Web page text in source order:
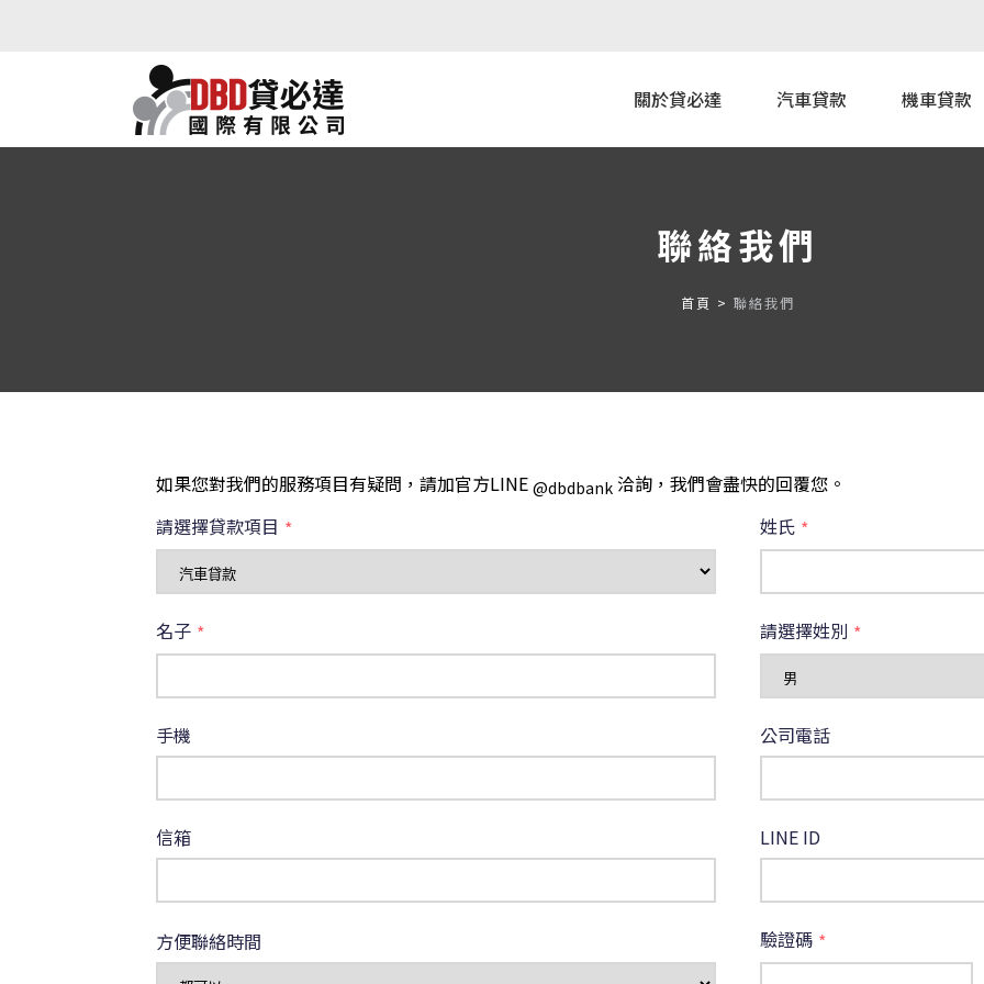
關於貸必達 汽車貸款 機車貸款
聯絡我們
首頁 聯絡我們
如果您對我們的服務項目有疑問，請加官方LINE @dbdbank 洽詢，我們會盡快的回覆您。
請選擇貸款項目 * 姓氏 *
名子 * 請選擇姓別 *
手機 公司電話
信箱 LINE ID
方便聯絡時間 驗證碼 *